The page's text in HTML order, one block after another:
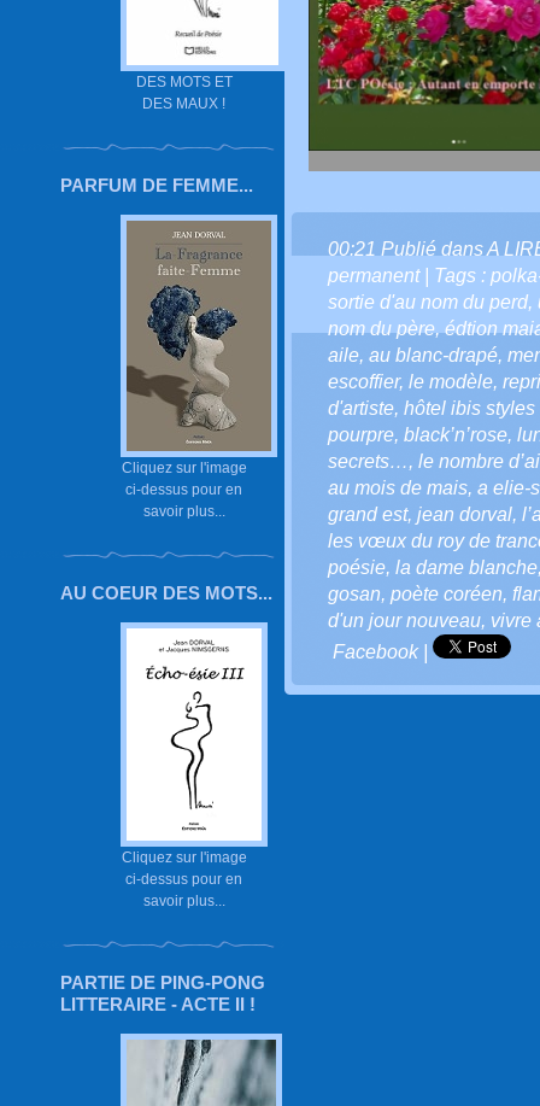
DES MOTS ET
DES MAUX !
PARFUM DE FEMME...
Cliquez sur l'image
ci-dessus pour en
savoir plus...
AU COEUR DES MOTS...
Cliquez sur l'image
ci-dessus pour en
savoir plus...
PARTIE DE PING-PONG
LITTERAIRE - ACTE II !
00:21 Publié dansA
permanent| Tags :
sortie d'au nom du perd,
nom du père,édtion
aile, au blanc-drapé,
escoffier, le modèle,
d'artiste, hôtel ibis styles
pourpre, black’n’rose,
secrets…, le nombre
au mois de mais, a elie-
grand est, jean dorval,
les vœux du roy de
poésie, la dame blanche
gosan, poète coréen,
d'un jour nouveau, vivre
Facebook|